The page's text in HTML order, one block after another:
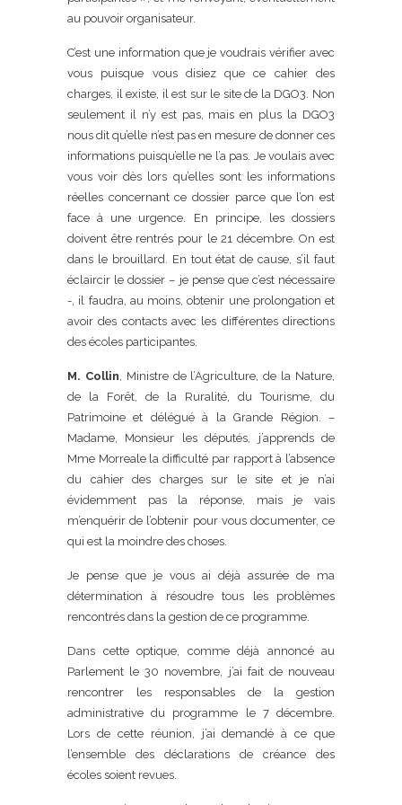
au pouvoir organisateur.
C’est une information que je voudrais vérifier avec
vous puisque vous disiez que ce cahier des
charges, il existe, il est sur le site de la DGO3. Non
seulement il n’y est pas, mais en plus la DGO3
nous dit qu’elle n’est pas en mesure de donner ces
informations puisqu’elle ne l’a pas. Je voulais avec
vous voir dès lors qu’elles sont les informations
réelles concernant ce dossier parce que l’on est
face à une urgence. En principe, les dossiers
doivent être rentrés pour le 21 décembre. On est
dans le brouillard. En tout état de cause, s’il faut
éclaircir le dossier – je pense que c’est nécessaire
-, il faudra, au moins, obtenir une prolongation et
avoir des contacts avec les différentes directions
des écoles participantes.
M. Collin, Ministre de l’Agriculture, de la Nature,
de la Forêt, de la Ruralité, du Tourisme, du
Patrimoine et délégué à la Grande Région. –
Madame, Monsieur les députés, j’apprends de
Mme Morreale la difficulté par rapport à l’absence
du cahier des charges sur le site et je n’ai
évidemment pas la réponse, mais je vais
m’enquérir de l’obtenir pour vous documenter, ce
qui est la moindre des choses.
Je pense que je vous ai déjà assurée de ma
détermination à résoudre tous les problèmes
rencontrés dans la gestion de ce programme.
Dans cette optique, comme déjà annoncé au
Parlement le 30 novembre, j’ai fait de nouveau
rencontrer les responsables de la gestion
administrative du programme le 7 décembre.
Lors de cette réunion, j’ai demandé à ce que
l’ensemble des déclarations de créance des
écoles soient revues.